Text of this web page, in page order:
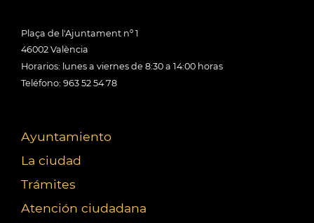
Plaça de l'Ajuntament nº 1
46002 València
Horarios: lunes a viernes de 8:30 a 14:00 horas
Teléfono: 963 52 54 78
Ayuntamiento
La ciudad
Trámites
Atención ciudadana